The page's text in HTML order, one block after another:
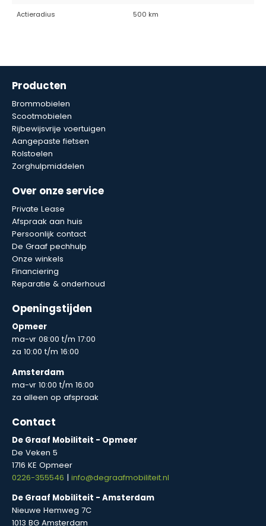
Actieradius 500 km
Producten
Brommobielen
Scootmobielen
Rijbewijsvrije voertuigen
Aangepaste fietsen
Rolstoelen
Zorghulpmiddelen
Over onze service
Private Lease
Afspraak aan huis
Persoonlijk contact
De Graaf pechhulp
Onze winkels
Financiering
Reparatie & onderhoud
Openingstijden
Opmeer
ma-vr 08:00 t/m 17:00
za 10:00 t/m 16:00
Amsterdam
ma-vr 10:00 t/m 16:00
za alleen op afspraak
Contact
De Graaf Mobiliteit - Opmeer
De Veken 5
1716 KE Opmeer
0226-355546 | info@degraafmobiliteit.nl
De Graaf Mobiliteit - Amsterdam
Nieuwe Hemweg 7C
1013 BG Amsterdam